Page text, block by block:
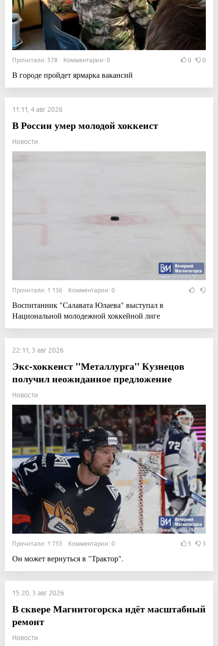
Прочитали: 578 Комментарии: 0 0 0
В городе пройдет ярмарка вакансий
11:11, 4 авг 2026
В России умер молодой хоккеист
Новости
Прочитали: 1 136 Комментарии: 0
Воспитанник "Салавата Юлаева" выступал в
Национальной молодежной хоккейной лиге
22:11, 3 авг 2026
Экс-хоккеист "Металлурга" Кузнецов
получил неожиданное предложение
Новости
Прочитали: 1 755 Комментарии: 0 5 3
Он может вернуться в "Трактор".
15:20, 3 авг 2026
В сквере Магнитогорска идёт масштабный
ремонт
Новости